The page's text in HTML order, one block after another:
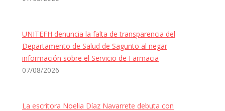
UNITEFH denuncia la falta de transparencia del
Departamento de Salud de Sagunto al negar
información sobre el Servicio de Farmacia
07/08/2026
La escritora Noelia Díaz Navarrete debuta con